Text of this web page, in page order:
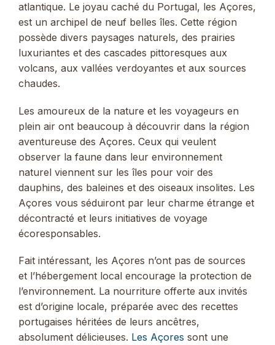
atlantique. Le joyau caché du Portugal, les Açores,
est un archipel de neuf belles îles. Cette région
possède divers paysages naturels, des prairies
luxuriantes et des cascades pittoresques aux
volcans, aux vallées verdoyantes et aux sources
chaudes.
Les amoureux de la nature et les voyageurs en
plein air ont beaucoup à découvrir dans la région
aventureuse des Açores. Ceux qui veulent
observer la faune dans leur environnement
naturel viennent sur les îles pour voir des
dauphins, des baleines et des oiseaux insolites. Les
Açores vous séduiront par leur charme étrange et
décontracté et leurs initiatives de voyage
écoresponsables.
Fait intéressant, les Açores n’ont pas de sources
et l’hébergement local encourage la protection de
l’environnement. La nourriture offerte aux invités
est d’origine locale, préparée avec des recettes
portugaises héritées de leurs ancêtres,
absolument délicieuses. Les Açores sont une